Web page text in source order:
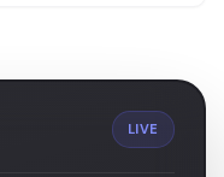
LIVE